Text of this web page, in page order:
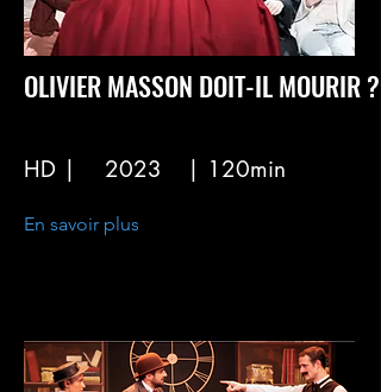
OLIVIER MASSON DOIT-IL MOURIR ?
HD | 2023 | 120min
En savoir plus